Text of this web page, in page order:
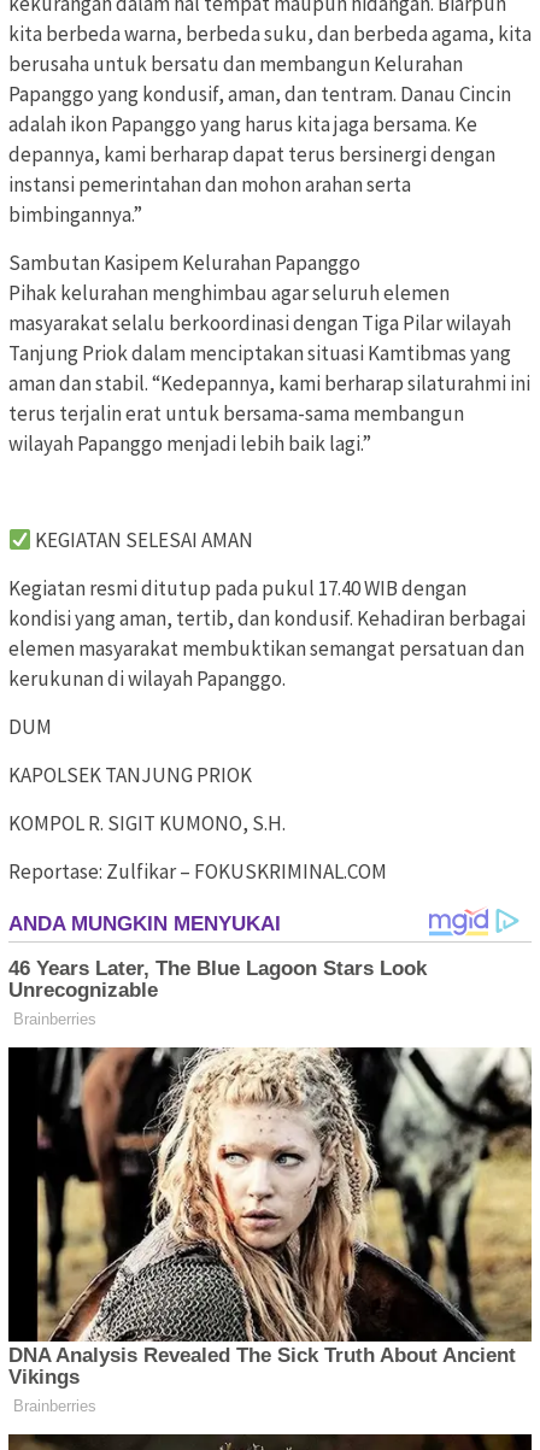
kita berbeda warna, berbeda suku, dan berbeda agama, kita
berusaha untuk bersatu dan membangun Kelurahan
Papanggo yang kondusif, aman, dan tentram. Danau Cincin
adalah ikon Papanggo yang harus kita jaga bersama. Ke
depannya, kami berharap dapat terus bersinergi dengan
instansi pemerintahan dan mohon arahan serta
bimbingannya.”
Sambutan Kasipem Kelurahan Papanggo
Pihak kelurahan menghimbau agar seluruh elemen
masyarakat selalu berkoordinasi dengan Tiga Pilar wilayah
Tanjung Priok dalam menciptakan situasi Kamtibmas yang
aman dan stabil. “Kedepannya, kami berharap silaturahmi ini
terus terjalin erat untuk bersama-sama membangun
wilayah Papanggo menjadi lebih baik lagi.”
KEGIATAN SELESAI AMAN
Kegiatan resmi ditutup pada pukul 17.40 WIB dengan
kondisi yang aman, tertib, dan kondusif. Kehadiran berbagai
elemen masyarakat membuktikan semangat persatuan dan
kerukunan di wilayah Papanggo.
DUM
KAPOLSEK TANJUNG PRIOK
KOMPOL R. SIGIT KUMONO, S.H.
Reportase: Zulfikar – FOKUSKRIMINAL.COM